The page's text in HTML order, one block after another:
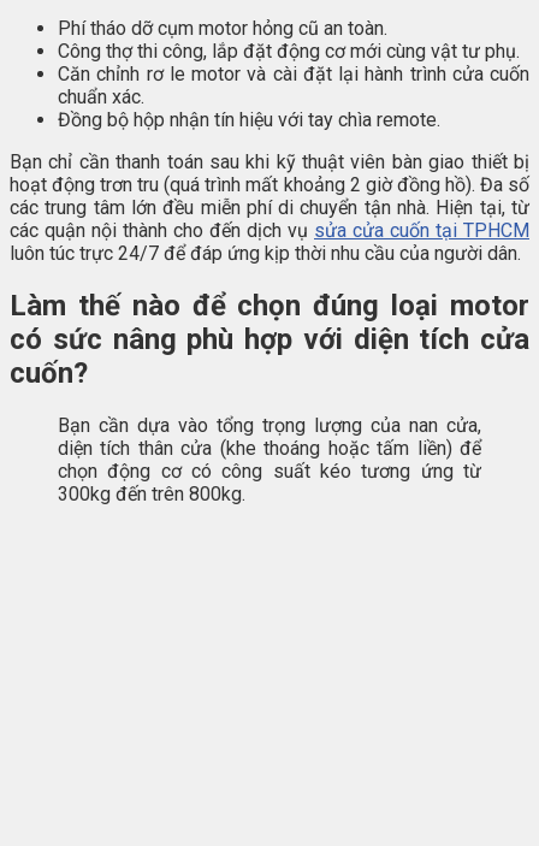
Phí tháo dỡ cụm motor hỏng cũ an toàn.
Công thợ thi công, lắp đặt động cơ mới cùng vật tư phụ.
Căn chỉnh rơ le motor và cài đặt lại hành trình cửa cuốn
chuẩn xác.
Đồng bộ hộp nhận tín hiệu với tay chìa remote.
Bạn chỉ cần thanh toán sau khi kỹ thuật viên bàn giao thiết bị
hoạt động trơn tru (quá trình mất khoảng 2 giờ đồng hồ). Đa số
các trung tâm lớn đều miễn phí di chuyển tận nhà. Hiện tại, từ
các quận nội thành cho đến dịch vụ sửa cửa cuốn tại TPHCM
luôn túc trực 24/7 để đáp ứng kịp thời nhu cầu của người dân.
Làm thế nào để chọn đúng loại motor
có sức nâng phù hợp với diện tích cửa
cuốn?
Bạn cần dựa vào tổng trọng lượng của nan cửa,
diện tích thân cửa (khe thoáng hoặc tấm liền) để
chọn động cơ có công suất kéo tương ứng từ
300kg đến trên 800kg.